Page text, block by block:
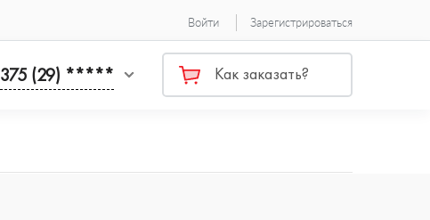
Войти Зарегистрироваться
375 (29) ***** Как заказать?